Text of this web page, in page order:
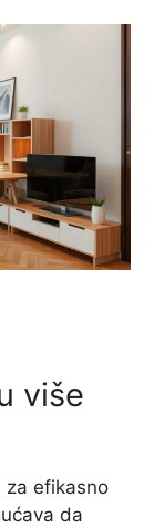
više
za efikasno
da